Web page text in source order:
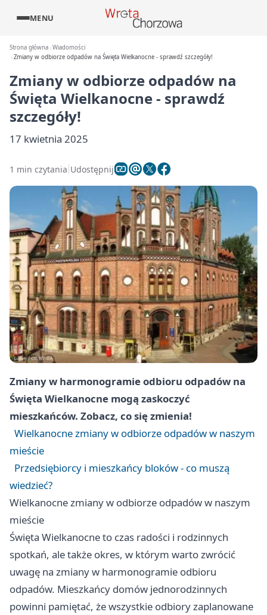
MENU
Strona główna Wiadomości
Zmiany w odbiorze odpadów na Święta Wielkanocne - sprawdź szczegóły!
Zmiany w odbiorze odpadów na
Święta Wielkanocne - sprawdź
szczegóły!
17 kwietnia 2025
1 min czytania Udostępnij
Zmiany w harmonogramie odbioru odpadów na
Święta Wielkanocne mogą zaskoczyć
mieszkańców. Zobacz, co się zmienia!
Wielkanocne zmiany w odbiorze odpadów w naszym
mieście
Przedsiębiorcy i mieszkańcy bloków - co muszą
wiedzieć?
Wielkanocne zmiany w odbiorze odpadów w naszym
mieście
Święta Wielkanocne to czas radości i rodzinnych
spotkań, ale także okres, w którym warto zwrócić
uwagę na zmiany w harmonogramie odbioru
odpadów. Mieszkańcy domów jednorodzinnych
powinni pamiętać, że wszystkie odbiory zaplanowane